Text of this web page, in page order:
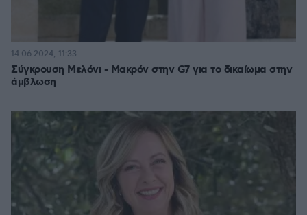
Σύγκρουση Μελόνι - Μακρόν στην G7 για το δικαίωμα στην
άμβλωση
14.06.2024, 11:33